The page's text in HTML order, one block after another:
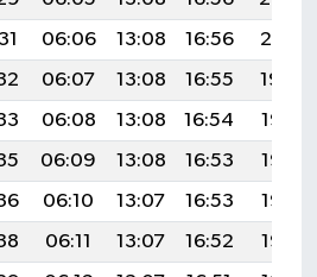
06:06 13:08 16:56
20:01
06:07 13:08 16:55
19:59
06:08 13:08 16:54
19:58
06:09 13:08 16:53
19:56
06:10 13:07 16:53
19:55
06:11 13:07 16:52
19:53